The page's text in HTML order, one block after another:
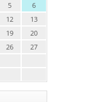
5
6
12
13
19
20
26
27